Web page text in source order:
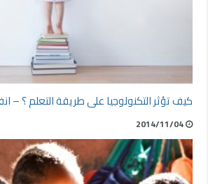
كيف تؤثر التكنولوجيا على طريقة التعلم ؟ –
2014/11/04